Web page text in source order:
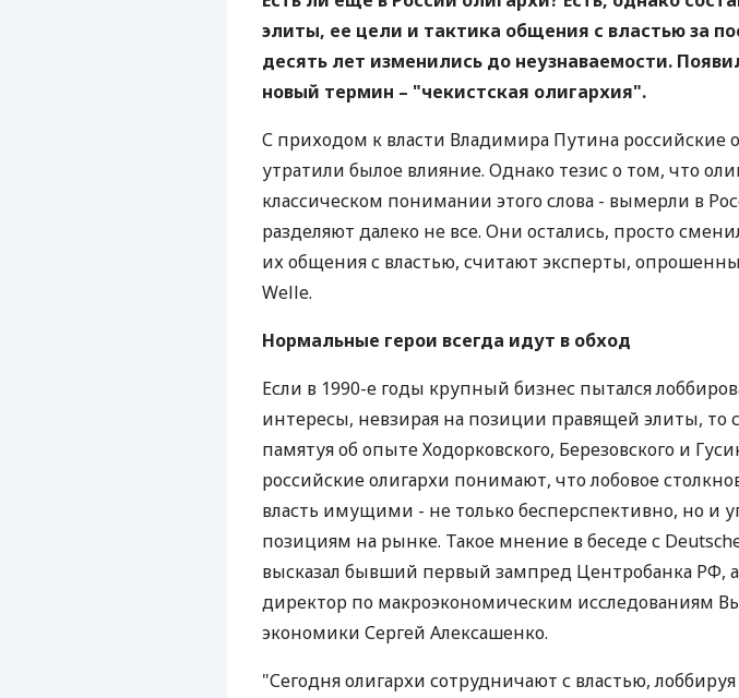
элиты, ее цели и тактика общения с властью за
десять лет изменились до неузнаваемости.
новый термин – "чекистская олигархия".
С приходом к власти Владимира Путина российские
утратили былое влияние. Однако тезис о том, что
классическом понимании этого слова - вымерли в
разделяют далеко не все. Они остались, просто
их общения с властью, считают эксперты,
Welle.
Нормальные герои всегда идут в обход
Если в 1990-е годы крупный бизнес пытался
интересы, невзирая на позиции правящей элиты, то
памятуя об опыте Ходорковского, Березовского и
российские олигархи понимают, что лобовое
власть имущими - не только бесперспективно, но и
позициям на рынке. Такое мнение в беседе с
высказал бывший первый зампред Центробанка РФ,
директор по макроэкономическим исследованиям
экономики Сергей Алексашенко.
"Сегодня олигархи сотрудничают с властью, лоббируя